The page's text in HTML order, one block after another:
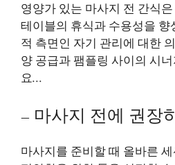
영양가 있는 마사지 전 간식
테이블의 휴식과 수용성을 향
적 측면인 자기 관리에 대한
양 공급과 팸플링 사이의 시
요…
– 마사지 전에 권장
마사지를 준비할 때 올바른